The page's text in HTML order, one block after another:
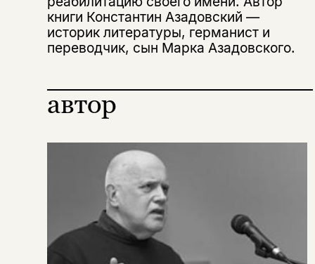
книги Константин Азадовский —
историк литературы, германист и
переводчик, сын Марка Азадовского.
автор
подписаться
подписаться
да